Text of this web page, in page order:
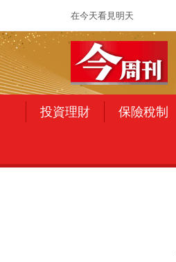
在今天看見明天
投資理財 保險稅制